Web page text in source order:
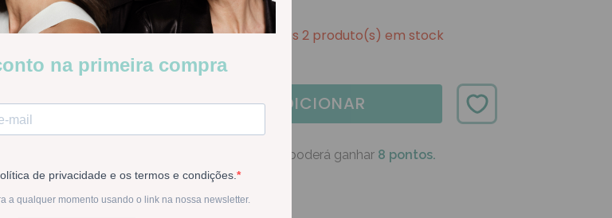
Poucas Unidades
Apenas 2 produto(s) em stock
Stock: Disponível
- 1 + ADICIONAR
Na compra deste produto poderá ganhar 8 pontos.